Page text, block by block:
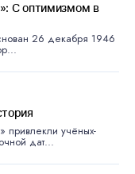
С оптимизмом в
26 декабря 1946
учёных-
дат...